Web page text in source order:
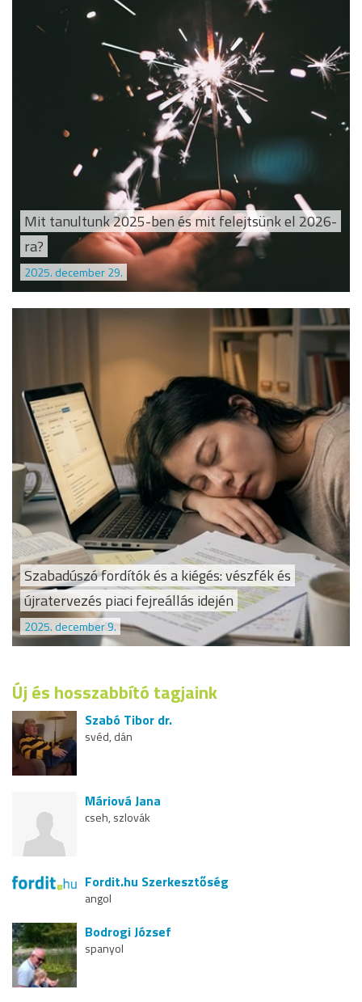
Mit tanultunk 2025-ben és mit felejtsünk el 2026-
ra?
2025. december 29.
Szabadúszó fordítók és a kiégés: vészfék és
újratervezés piaci fejreállás idején
2025. december 9.
Új és hosszabbító tagjaink
Szabó Tibor dr.
svéd, dán
Máriová Jana
cseh, szlovák
Fordit.hu Szerkesztőség
angol
Bodrogi József
spanyol